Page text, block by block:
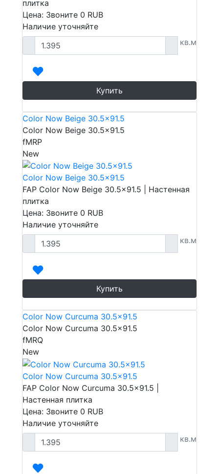
плитка
Цена: Звоните 0 RUB
Наличие уточняйте
кв.м
Купить
Color Now Beige 30.5x91.5
Color Now Beige 30.5x91.5
fMRP
New
Color Now Beige 30.5x91.5
FAP Color Now Beige 30.5x91.5 | Настенная
плитка
Цена: Звоните 0 RUB
Наличие уточняйте
кв.м
Купить
Color Now Curcuma 30.5x91.5
Color Now Curcuma 30.5x91.5
fMRQ
New
Color Now Curcuma 30.5x91.5
FAP Color Now Curcuma 30.5x91.5 |
Настенная плитка
Цена: Звоните 0 RUB
Наличие уточняйте
кв.м